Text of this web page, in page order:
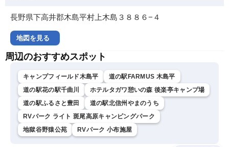
長野県下高井郡木島平村上木島３８８６−４
地図を見る
周辺のおすすめスポット
キャンプフィールド木島平
道の駅FARMUS 木島平
道の駅花の駅千曲川
ホテルタガワ憩いの森 後楽亭キャンプ場
道の駅ふるさと豊田
道の駅北信州やまのうち
RVパーク ライト 斑尾高原キャンピングパーク
地獄谷野猿公苑
RVパーク 小布施屋